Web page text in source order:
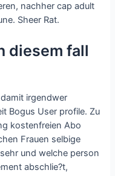
nachher cap adult
Sheer Rat.
diesem fall
irgendwer
Bogus User profile. Zu
kostenfreien Abo
Frauen selbige
und welche person
abschlie?t,